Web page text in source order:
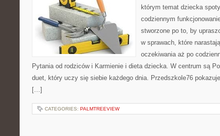
którym temat dziecka
codziennym
stworzone po to, by
w sprawach, które
oczekiwania aż po
Pytania od rodziców i Karmienie i dieta dziecka. W centrum są
duet, który uczy się siebie każdego dnia. Przedszkole76
[…]
CATEGORIES: PALMTREEVIEW